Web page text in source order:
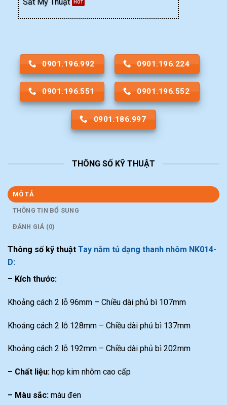
Sắt Mỹ Thuật
0901.196.992 0901.196.224
0901.196.551 0901.196.552
0901.186.997
THÔNG SỐ KỸ THUẬT
MÔ TẢ
THÔNG TIN BỔ SUNG
ĐÁNH GIÁ (0)
Thông số kỹ thuật Tay nắm tủ dạng thanh nhôm NK014-
D:
– Kích thước:
Khoảng cách 2 lỗ 96mm – Chiều dài phủ bì 107mm
Khoảng cách 2 lỗ 128mm – Chiều dài phủ bì 137mm
Khoảng cách 2 lỗ 192mm – Chiều dài phủ bì 202mm
– Chất liệu: hợp kim nhôm cao cấp
– Màu sắc: màu đen